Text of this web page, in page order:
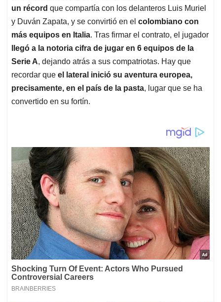
un récord que compartía con los delanteros Luis Muriel
y Duván Zapata, y se convirtió en el colombiano con
más equipos en Italia. Tras firmar el contrato, el jugador
llegó a la notoria cifra de jugar en 6 equipos de la
Serie A, dejando atrás a sus compatriotas. Hay que
recordar que el lateral inició su aventura europea,
precisamente, en el país de la pasta, lugar que se ha
convertido en su fortín.